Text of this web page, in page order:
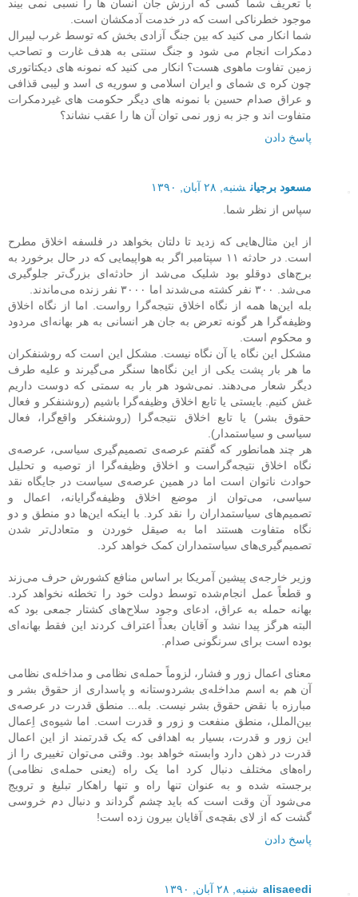
با تعریف شما کسی که ارزش جان انسان ها را نسبی نمی بیند
موجود خطرناکی است که در خدمت آدمکشان است.
شما انکار می کنید که بین جنگ آزادی بخش که توسط غرب لیبرال
دمکرات انجام می شود و جنگ سنتی به هدف غارت و تصاحب
زمین تفاوت ماهوی هست؟ انکار می کنید که نمونه های دیکتاتوری
چون کره ی شمای و ایران اسلامی و سوریه ی اسد و لیبی قذافی
و عراق صدام حسین با نمونه های دیگر حکومت های غیردمکرات
متفاوت اند و جز به زور نمی توان آن ها را عقب نشاند؟
پاسخ دادن
مسعود برجیان شنبه, ۲۸ آبان, ۱۳۹۰
سپاس از نظر شما.
از این مثال‌هایی که زدید تا دلتان بخواهد در فلسفه اخلاق مطرح
است. در حادثه ۱۱ سپتامبر اگر به هواپیمایی که در حال برخورد به
برج‌های دوقلو بود شلیک می‌شد از حادثه‌ای بزرگ‌تر جلوگیری
می‌شد. ۳۰۰ نفر کشته می‌شدند اما ۳۰۰۰ نفر زنده می‌ماندند.
بله این‌ها همه از نگاه اخلاق نتیجه‌گرا رواست. اما از نگاه اخلاق
وظیفه‌گرا هر گونه تعرض به جان هر انسانی به هر بهانه‌ای مردود
و محکوم است.
مشکل این نگاه یا آن نگاه نیست. مشکل این است که روشنفکران
ما هر بار پشت یکی از این نگاه‌ها سنگر می‌گیرند و علیه طرف
دیگر شعار می‌دهند. نمی‌شود هر بار به سمتی که دوست داریم
غش کنیم. بایستی یا تابع اخلاق وظیفه‌گرا باشیم (روشنفکر و فعال
حقوق بشر) یا تابع اخلاق نتیجه‌گرا (روشنغکر واقع‌گرا، فعال
سیاسی و سیاستمدار).
هر چند همانطور که گفتم عرصه‌ی تصمیم‌گیری سیاسی، عرصه‌ی
نگاه اخلاق نتیجه‌گراست و اخلاق وظیفه‌گرا از توصیه و تحلیل
حوادث ناتوان است اما در همین عرصه‌ی سیاست در جایگاه نقد
سیاسی، می‌توان از موضع اخلاق وظیفه‌گرایانه، اعمال و
تصمیم‌های سیاستمداران را نقد کرد. با اینکه این‌ها دو منطق و دو
نگاه متفاوت هستند اما به صیقل خوردن و متعادل‌تر شدن
تصمیم‌گیری‌های سیاستمداران کمک خواهد کرد.
وزیر خارجه‌ی پیشین آمریکا بر اساس منافع کشورش حرف می‌زند
و قطعاً عمل انجام‌شده توسط دولت خود را تخطئه نخواهد کرد.
بهانه حمله به عراق، ادعای وجود سلاح‌های کشتار جمعی بود که
البته هرگز پیدا نشد و آقایان بعداً اعتراف کردند این فقط بهانه‌ای
بوده است برای سرنگونی صدام.
معنای اعمال زور و فشار، لزوماً حمله‌ی نظامی و مداخله‌ی نظامی
آن هم به اسم مداخله‌ی بشردوستانه و پاسداری از حقوق بشر و
مبارزه با نقض حقوق بشر نیست. بله... منطق قدرت در عرصه‌ی
بین‌الملل، منطق منفعت و زور و قدرت است. اما شیوه‌ی اِعمال
این زور و قدرت، بسیار به اهدافی که یک قدرتمند از این اعمال
قدرت در ذهن دارد وابسته خواهد بود. وقتی می‌توان تغییری را از
راه‌های مختلف دنبال کرد اما یک راه (یعنی حمله‌ی نظامی)
برجسته شده و به عنوان تنها راه و تنها راهکار تبلیغ و ترویج
می‌شود آن وقت است که باید چشم گرداند و دنبال دم خروسی
گشت که از لای بقچه‌ی آقایان بیرون زده است!
پاسخ دادن
alisaeedi شنبه, ۲۸ آبان, ۱۳۹۰